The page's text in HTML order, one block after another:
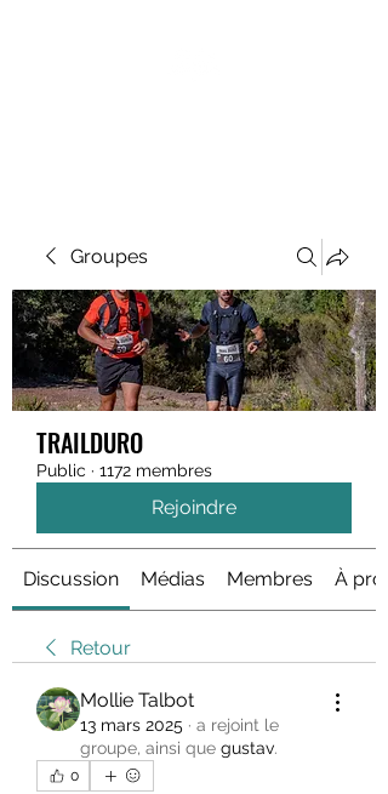
Groupes
TRAILDURO
Public · 1172 membres
Rejoindre
Discussion Médias Membres À
Retour
Mollie Talbot
13 mars 2025 · a rejoint le
groupe, ainsi que gustav.
0